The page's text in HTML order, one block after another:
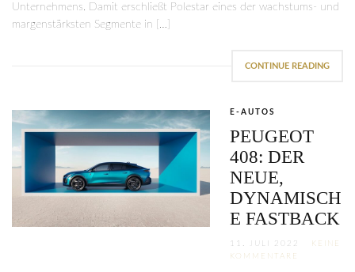
Unternehmens. Damit erschließt Polestar eines der wachstums- und
margenstärksten Segmente in […]
CONTINUE READING
E-AUTOS
PEUGEOT
408: DER
NEUE,
DYNAMISCH
E FASTBACK
11. JULI 2022
KEINE
KOMMENTARE